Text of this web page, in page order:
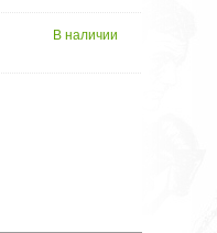
В наличии